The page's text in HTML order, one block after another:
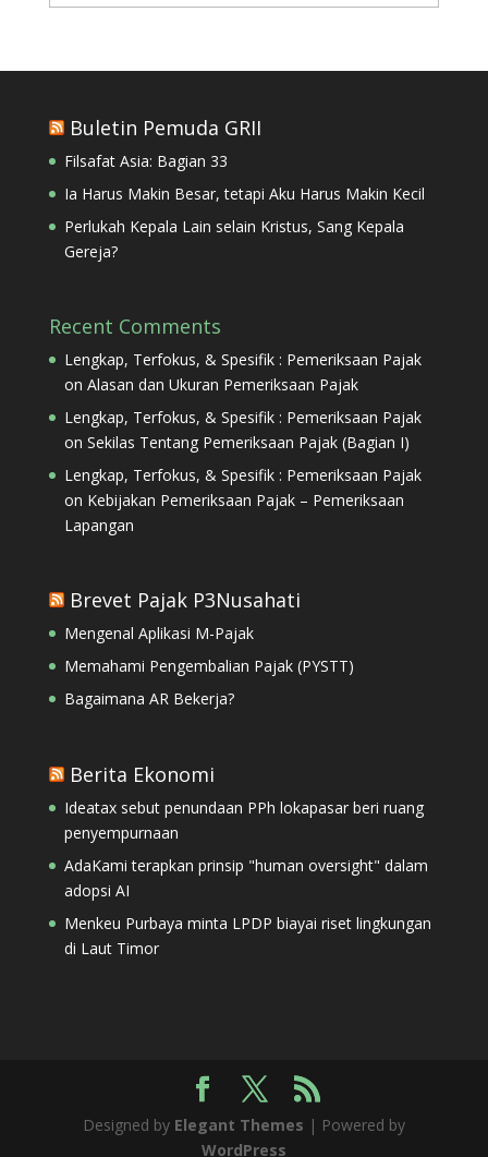
Penulisan
Buletin Pemuda GRII
Filsafat Asia: Bagian 33
Ia Harus Makin Besar, tetapi Aku Harus Makin Kecil
Perlukah Kepala Lain selain Kristus, Sang Kepala
Gereja?
Recent Comments
Lengkap, Terfokus, & Spesifik : Pemeriksaan Pajak
on Alasan dan Ukuran Pemeriksaan Pajak
Lengkap, Terfokus, & Spesifik : Pemeriksaan Pajak
on Sekilas Tentang Pemeriksaan Pajak (Bagian I)
Lengkap, Terfokus, & Spesifik : Pemeriksaan Pajak
on Kebijakan Pemeriksaan Pajak – Pemeriksaan
Lapangan
Brevet Pajak P3Nusahati
Mengenal Aplikasi M-Pajak
Memahami Pengembalian Pajak (PYSTT)
Bagaimana AR Bekerja?
Berita Ekonomi
Ideatax sebut penundaan PPh lokapasar beri ruang
penyempurnaan
AdaKami terapkan prinsip "human oversight" dalam
adopsi AI
Menkeu Purbaya minta LPDP biayai riset lingkungan
di Laut Timor
Designed by Elegant Themes | Powered by
WordPress